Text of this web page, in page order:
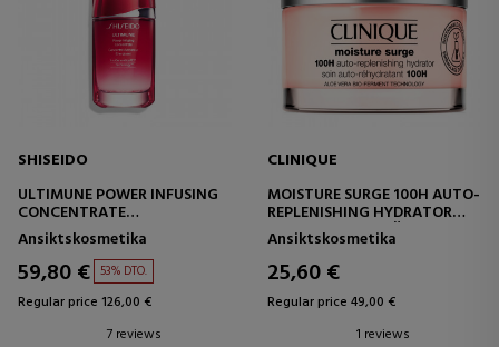
SHISEIDO
ULTIMUNE POWER INFUSING
CONCENTRATE
KONCENTRERAT ANTI-AGING
SERUM
Ansiktskosmetika
59,80 € 53% DTO.
Regular price 126,00 €
7 reviews
CLINIQUE
MOISTURE SURGE 100H AUTO-
REPLENISHING HYDRATOR
FUKTGIVANDE KRÄM -
UPPFRISKANDE
Ansiktskosmetika
25,60 €
Regular price 49,00 €
1 reviews